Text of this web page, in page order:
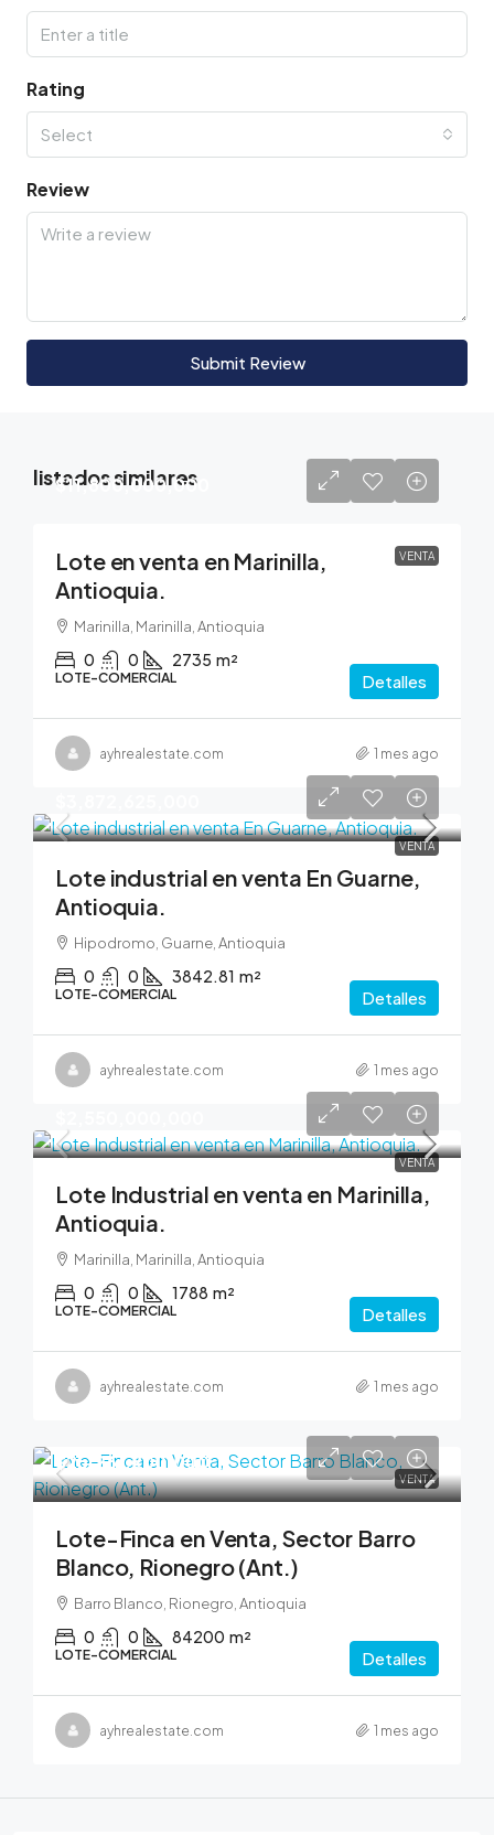
Rating
Select
Review
Submit Review
listados similares
VENTA
$11,800,000,000
Lote en venta en Marinilla,
Antioquia.
Marinilla, Marinilla, Antioquia
0 0 2735 m²
LOTE-COMERCIAL Detalles
ayhrealestate.com 1 mes ago
VENTA
Lote industrial en venta En Guarne,
Antioquia.
Hipodromo, Guarne, Antioquia
0 0 3842.81 m²
LOTE-COMERCIAL Detalles
ayhrealestate.com 1 mes ago
VENTA
Lote Industrial en venta en Marinilla,
Antioquia.
Marinilla, Marinilla, Antioquia
0 0 1788 m²
LOTE-COMERCIAL Detalles
ayhrealestate.com 1 mes ago
VENTA
$25,261,200,000
Lote-Finca en Venta, Sector Barro
Blanco, Rionegro (Ant.)
Barro Blanco, Rionegro, Antioquia
0 0 84200 m²
LOTE-COMERCIAL Detalles
ayhrealestate.com 1 mes ago